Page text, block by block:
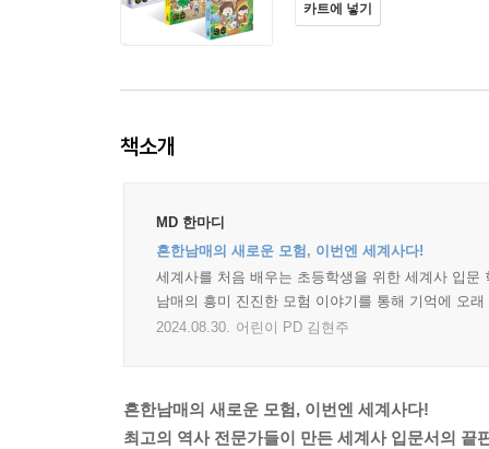
카트에 넣기
책소개
MD 한마디
흔한남매의 새로운 모험, 이번엔 세계사다!
세계사를 처음 배우는 초등학생을 위한 세계사 입
남매의 흥미 진진한 모험 이야기를 통해 기억에 오
2024.08.30. 어린이 PD 김현주
흔한남매의 새로운 모험, 이번엔 세계사다!
최고의 역사 전문가들이 만든 세계사 입문서의 끝